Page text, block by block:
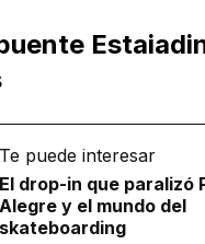
Te puede interesar
El drop-in que paralizó
Alegre y el mundo del
skateboarding